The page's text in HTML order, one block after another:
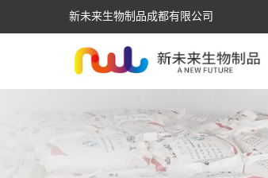
新未来生物制品成都有限公司